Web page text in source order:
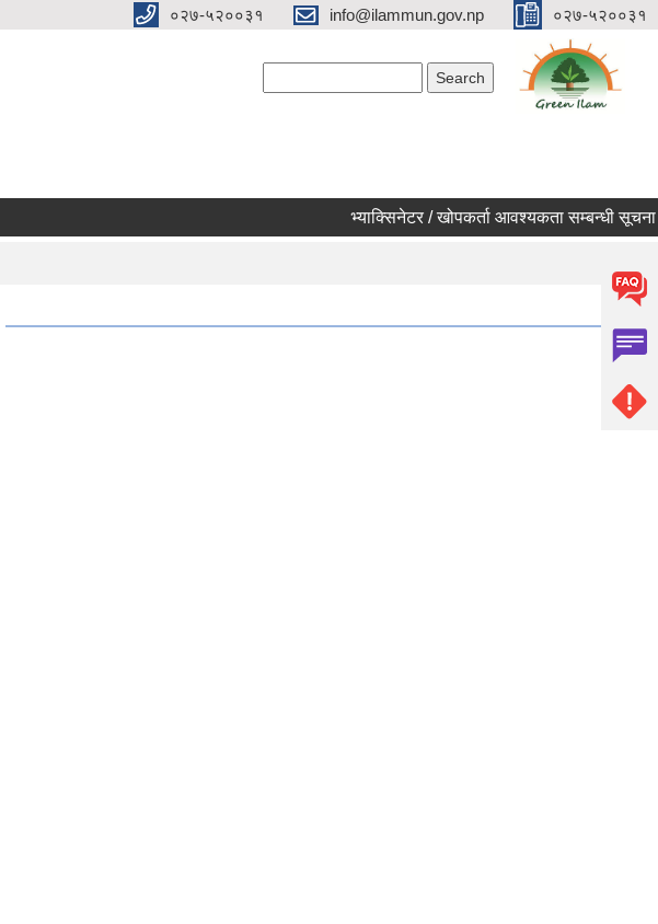
०२७-५२००३१ info@ilammun.gov.np ०२७-५२००३१
भ्याक्सिनेटर / खोपकर्ता आवश्यकता सम्बन्धी सूचना ।